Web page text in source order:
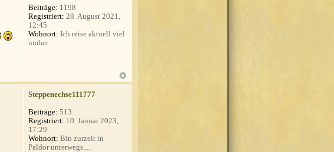
Beiträge: 1198
Registriert: 28. August 2021,
12:45
Wohnort: Ich reise aktuell viel
umher
Steppenechse111777
Beiträge: 513
Registriert: 10. Januar 2023,
17:29
Wohnort: Bin zurzeit in
Paldor unterwegs.....